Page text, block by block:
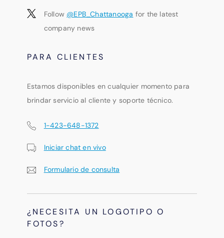
Follow @EPB_Chattanooga for the latest
company news
PARA CLIENTES
Estamos disponibles en cualquier momento para
brindar servicio al cliente y soporte técnico.
1-423-648-1372
Iniciar chat en vivo
Formulario de consulta
¿NECESITA UN LOGOTIPO O
FOTOS?